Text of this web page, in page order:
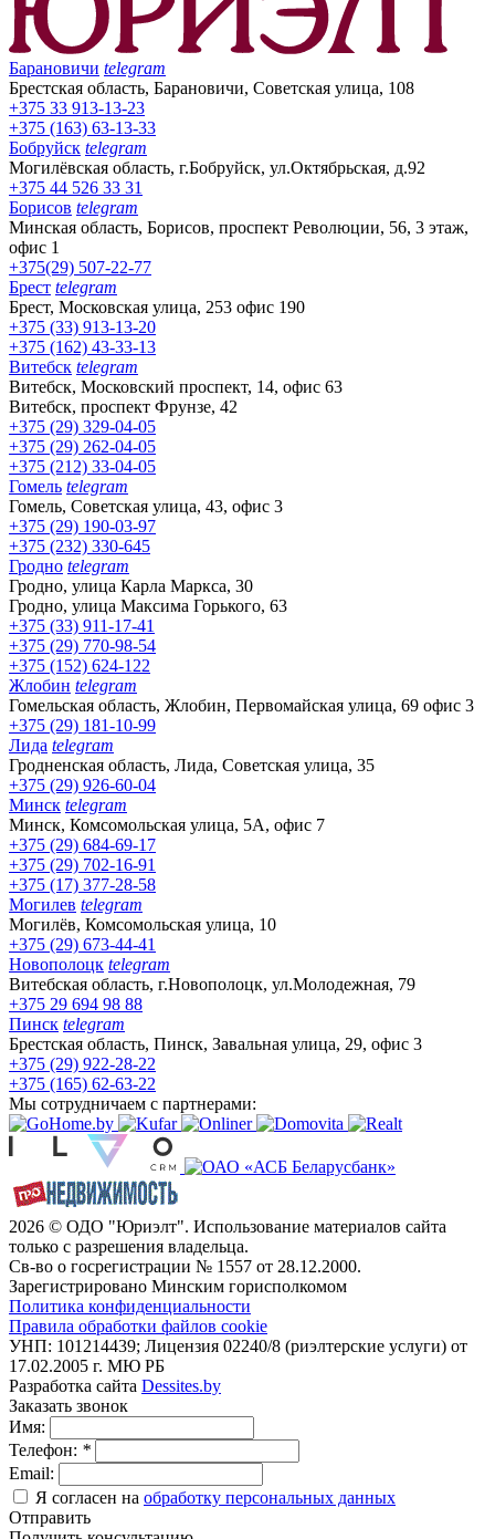
Барановичи telegram
Брестская область, Барановичи, Советская улица, 108
+375 33 913-13-23
+375 (163) 63-13-33
Бобруйск telegram
Могилёвская область, г.Бобруйск, ул.Октябрьская, д.92
+375 44 526 33 31
Борисов telegram
Минская область, Борисов, проспект Революции, 56, 3 этаж,
офис 1
+375(29) 507-22-77
Брест telegram
Брест, Московская улица, 253 офис 190
+375 (33) 913-13-20
+375 (162) 43-33-13
Витебск telegram
Витебск, Московский проспект, 14, офис 63
Витебск, проспект Фрунзе, 42
+375 (29) 329-04-05
+375 (29) 262-04-05
+375 (212) 33-04-05
Гомель telegram
Гомель, Советская улица, 43, офис 3
+375 (29) 190-03-97
+375 (232) 330-645
Гродно telegram
Гродно, улица Карла Маркса, 30
Гродно, улица Максима Горького, 63
+375 (33) 911-17-41
+375 (29) 770-98-54
+375 (152) 624-122
Жлобин telegram
Гомельская область, Жлобин, Первомайская улица, 69 офис 3
+375 (29) 181-10-99
Лида telegram
Гродненская область, Лида, Советская улица, 35
+375 (29) 926-60-04
Минск telegram
Минск, Комсомольская улица, 5А, офис 7
+375 (29) 684-69-17
+375 (29) 702-16-91
+375 (17) 377-28-58
Могилев telegram
Могилёв, Комсомольская улица, 10
+375 (29) 673-44-41
Новополоцк telegram
Витебская область, г.Новополоцк, ул.Молодежная, 79
+375 29 694 98 88
Пинск telegram
Брестская область, Пинск, Завальная улица, 29, офис 3
+375 (29) 922-28-22
+375 (165) 62-63-22
Мы сотрудничаем с партнерами:
2026 © ОДО "Юриэлт". Использование материалов сайта
только с разрешения владельца.
Св-во о госрегистрации № 1557 от 28.12.2000.
Зарегистрировано Минским горисполкомом
Политика конфиденциальности
Правила обработки файлов cookie
УНП: 101214439; Лицензия 02240/8 (риэлтерские услуги) от
17.02.2005 г. МЮ РБ
Разработка сайта Dessites.by
Заказать звонок
Имя:
Телефон: *
Email:
Я согласен на обработку персональных данных
Отправить